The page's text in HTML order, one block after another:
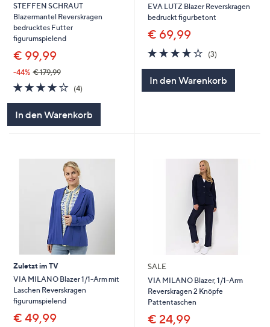
STEFFEN SCHRAUT
Blazermantel Reverskragen
bedrucktes Futter
figurumspielend
€ 99,99
-44% € 179,99
3.8
von
(4)
In den Warenkorb
EVA LUTZ Blazer Reverskragen
bedruckt figurbetont
€ 69,99
3.7
von
5
(3)
In den Warenkorb
Zuletzt im TV
VIA MILANO Blazer 1/1-Arm mit
Laschen Reverskragen
figurumspielend
€ 49,99
SALE
VIA MILANO Blazer, 1/1-Arm
Reverskragen 2 Knöpfe
Pattentaschen
€ 24,99